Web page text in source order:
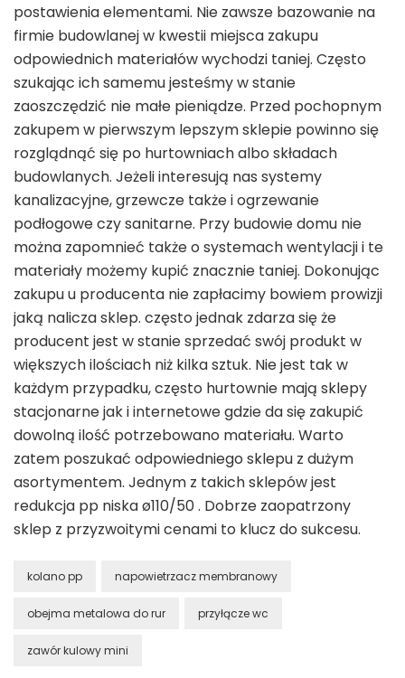
postawienia elementami. Nie zawsze bazowanie na
firmie budowlanej w kwestii miejsca zakupu
odpowiednich materiałów wychodzi taniej. Często
szukając ich samemu jesteśmy w stanie
zaoszczędzić nie małe pieniądze. Przed pochopnym
zakupem w pierwszym lepszym sklepie powinno się
rozglądnąć się po hurtowniach albo składach
budowlanych. Jeżeli interesują nas systemy
kanalizacyjne, grzewcze także i ogrzewanie
podłogowe czy sanitarne. Przy budowie domu nie
można zapomnieć także o systemach wentylacji i te
materiały możemy kupić znacznie taniej. Dokonując
zakupu u producenta nie zapłacimy bowiem prowizji
jaką nalicza sklep. często jednak zdarza się że
producent jest w stanie sprzedać swój produkt w
większych ilościach niż kilka sztuk. Nie jest tak w
każdym przypadku, często hurtownie mają sklepy
stacjonarne jak i internetowe gdzie da się zakupić
dowolną ilość potrzebowano materiału. Warto
zatem poszukać odpowiedniego sklepu z dużym
asortymentem. Jednym z takich sklepów jest
redukcja pp niska ø110/50 . Dobrze zaopatrzony
sklep z przyzwoitymi cenami to klucz do sukcesu.
kolano pp napowietrzacz membranowy
obejma metalowa do rur przyłącze wc
zawór kulowy mini